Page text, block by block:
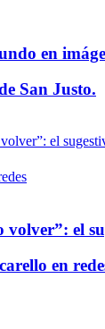
en
San Justo.
el
en